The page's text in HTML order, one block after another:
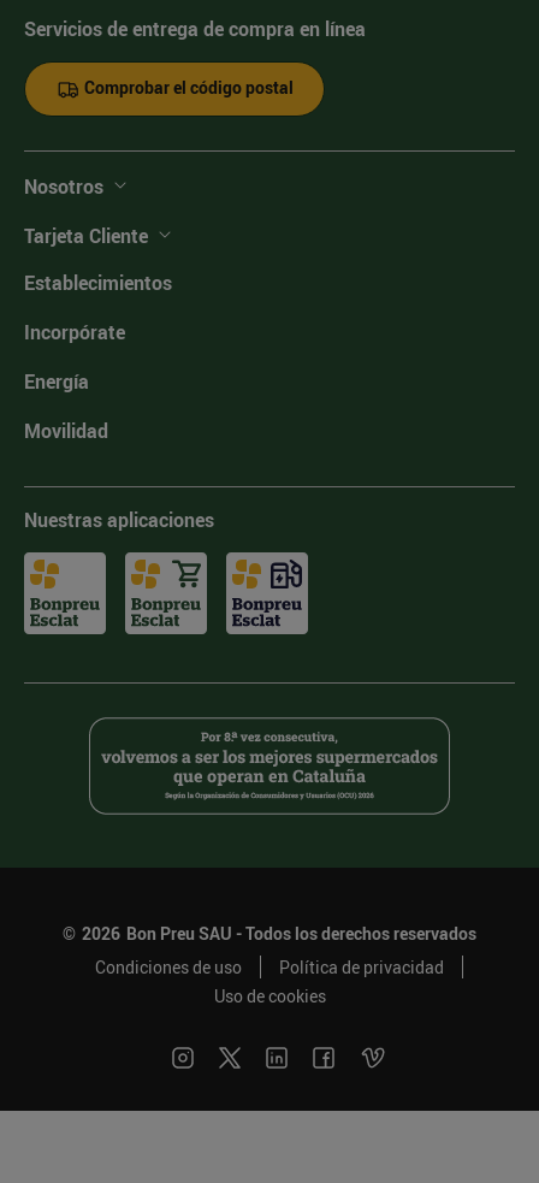
Servicios de entrega de compra en línea
Comprobar el código postal
Nosotros
Tarjeta Cliente
Establecimientos
Incorpórate
Energía
Movilidad
Nuestras aplicaciones
© 2026 Bon Preu SAU - Todos los derechos reservados
Condiciones de uso
Política de privacidad
Uso de cookies